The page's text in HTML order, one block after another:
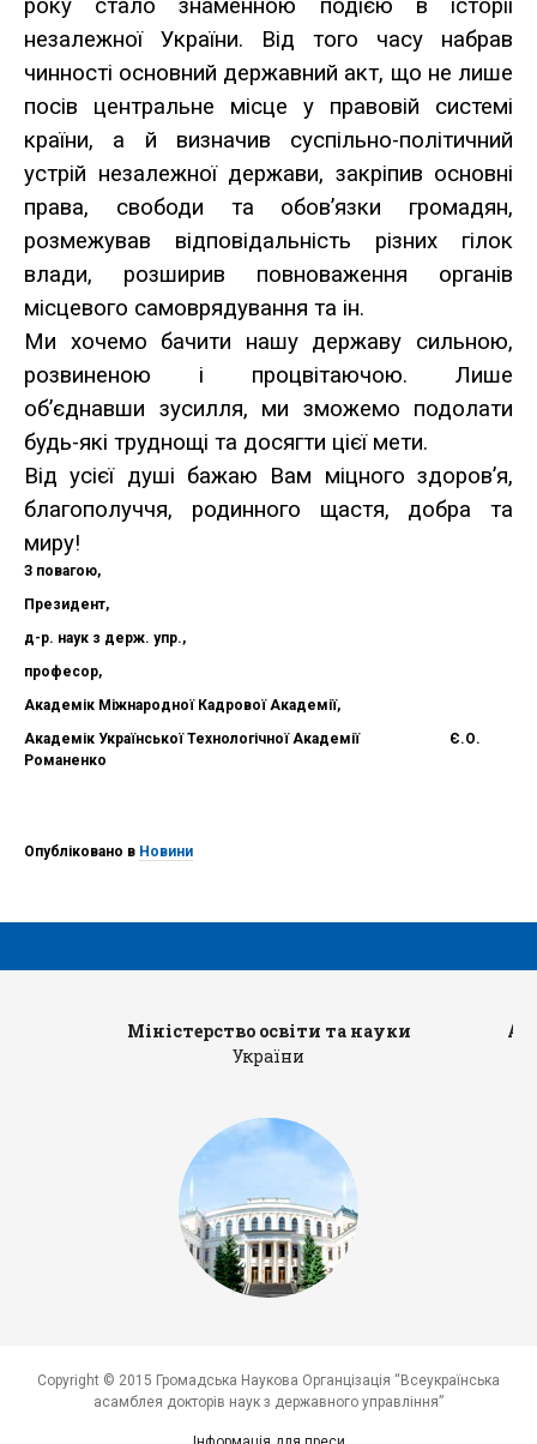
року стало знаменною подією в історії
незалежної України. Від того часу набрав
чинності основний державний акт, що не лише
посів центральне місце у правовій системі
країни, а й визначив суспільно-політичний
устрій незалежної держави, закріпив основні
права, свободи та обов’язки громадян,
розмежував відповідальність різних гілок
влади, розширив повноваження органів
місцевого самоврядування та ін.
Ми хочемо бачити нашу державу сильною,
розвиненою і процвітаючою. Лише
об’єднавши зусилля, ми зможемо подолати
будь-які труднощі та досягти цієї мети.
Від усієї душі бажаю Вам міцного здоров’я,
благополуччя, родинного щастя, добра та
миру!
З повагою,
Президент,
д-р. наук з держ. упр.,
професор,
Академік Міжнародної Кадрової Академії,
Академік Української Технологічної Академії Є.О.
Романенко
Опубліковано в Новини
Міністерство освіти та науки
України
Copyright © 2015 Громадська Наукова Органцізація “Всеукраїнська
асамблея докторів наук з державного управління”